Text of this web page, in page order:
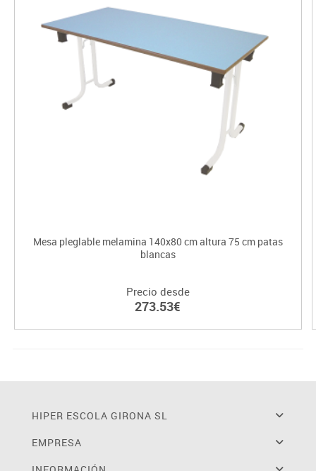
Mesa pleglable melamina 140x80 cm altura 75 cm patas
blancas
Precio desde
273.53€
HIPER ESCOLA GIRONA SL
EMPRESA